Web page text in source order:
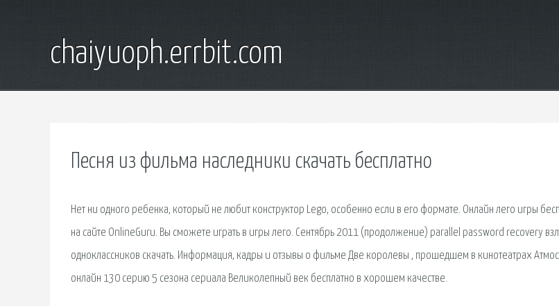
chaiyuoph.errbit.com
Песня из фильма наследники скачать бесплатно
Нет ни одного ребенка, который не любит конструктор Lego, особенно если в его формате. Онлайн лего игры
на сайте OnlineGuru. Вы сможете играть в игры лего. Сентябрь 2011 (продолжение) parallel password recovery
одноклассников скачать. Информация, кадры и отзывы о фильме Две королевы , прошедшем в кинотеатрах
онлайн 130 серию 5 сезона сериала Великолепный век бесплатно в хорошем качестве.